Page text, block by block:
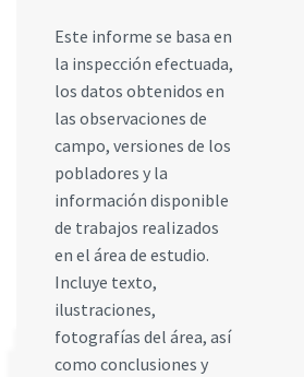
Este informe se basa en
la inspección efectuada,
los datos obtenidos en
las observaciones de
campo, versiones de los
pobladores y la
información disponible
de trabajos realizados
en el área de estudio.
Incluye texto,
ilustraciones,
fotografías del área, así
como conclusiones y